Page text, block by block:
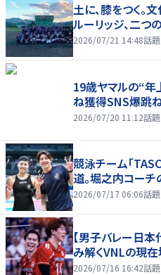
土に、膝をつく。
ルーリッジ、二つ
2026/07/21 14:48話
19歳ヤマルの“
ね獲得SNS爆跳
2026/07/20 11:12話
競泳チーム「
道。堀之内コー
2026/07/17 06:06話
【男子バレー日
み解くVNLの現
2026/07/16 16:42話